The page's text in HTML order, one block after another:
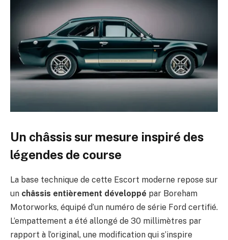
Un châssis sur mesure inspiré des
légendes de course
La base technique de cette Escort moderne repose sur
un châssis entièrement développé par Boreham
Motorworks, équipé d’un numéro de série Ford certifié.
L’empattement a été allongé de 30 millimètres par
rapport à l’original, une modification qui s’inspire